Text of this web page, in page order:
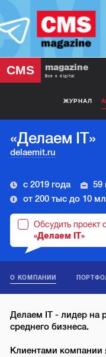
CMS magazine
Все о digital
ЖУРНАЛ
«Делаем IT»
delaemit.ru
с 2019 года
59
от 200 тыс до 10
Обсудить проект
«Делаем IT»
О КОМПАНИИ
Делаем IT - лидер на
среднего бизнеса.
Клиентами компании